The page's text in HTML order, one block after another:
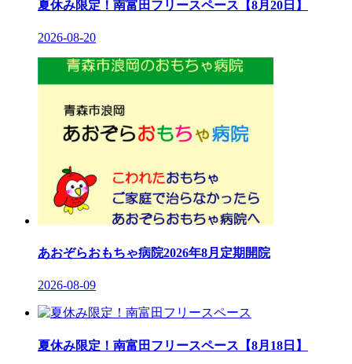
夏休み限定！南富田フリースペース【8月20日】
2026-08-20
あおぞらおもちゃ病院2026年8月定期開院
2026-08-09
夏休み限定！南富田フリースペース【8月18日】